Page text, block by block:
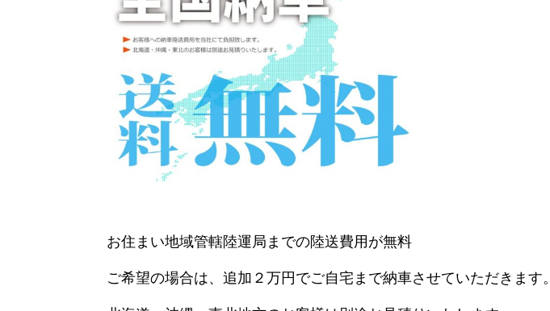
お住まい地域管轄陸運局までの陸送費用が無料
ご希望の場合は、追加２万円でご自宅まで納車させていただきます。